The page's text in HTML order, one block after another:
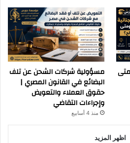
متى
مسؤولية شركات الشحن عن تلف
البضائع في القانون المصري |
حقوق العملاء والتعويض
وإجراءات التقاضي
منذ 4 أسابيع
اظهر المزيد